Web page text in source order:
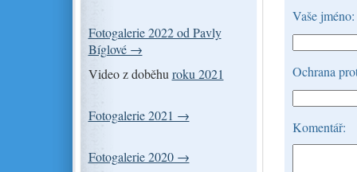
Fotogalerie 2022 od Pavly
Bíglové →
Video z doběhu roku 2021
Fotogalerie 2021 →
Fotogalerie 2020 →
Vaše jméno:
Ochrana
Komentář: